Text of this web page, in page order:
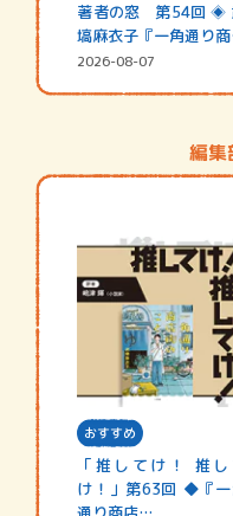
著者の窓 第54回 ◈
塙麻衣子『一角通り商
街の…
2026-08-07
編集
おすすめ
「推してけ！ 推し
け！」第63回 ◆『一